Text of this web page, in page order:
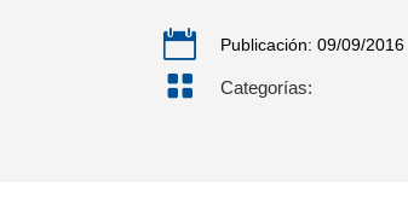
 Publicación: 09/09/2016
 Categorías: